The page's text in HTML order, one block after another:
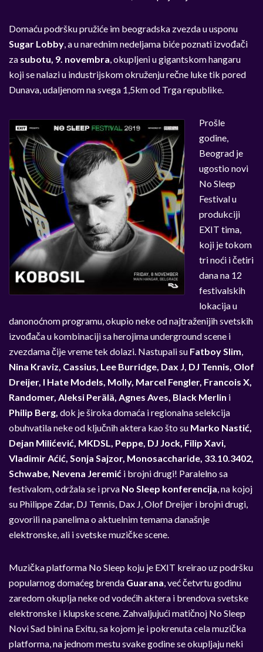
Domaću podršku pružiće im beogradska zvezda u usponu
Sugar Lobby , a u narednim nedeljama biće poznati izvođači
za subotu, 9. novembra , okupljeni u gigantskom hangaru
koji se nalazi u industrijskom okruženju rečne luke tik pored
Dunava, udaljenom na svega 1,5km od Trga republike.
Prošle
godine,
Beograd je
ugostio novi
No Sleep
Festival u
produkciji
EXIT tima,
koji je tokom
tri noći i četiri
dana na 12
festivalskih
lokacija u
danonoćnom programu, okupio neke od najtraženijih svetskih
izvođača u kombinaciji sa herojima underground scene i
zvezdama čije vreme tek dolazi. Nastupali su Fatboy Slim
Nina Kraviz, Cassius, Lee Burridge, Dax J, DJ Tennis, Olof
Dreijer, I Hate Models, Molly, Marcel Fengler, Francois X,
Randomer, Aleksi Perälä, Agnes Aves, Black Merlin i
Philip Berg, dok je široka domaća i regionalna selekcija
obuhvatila neke od ključnih aktera kao što su Marko Nastić,
Dejan Milićević, MKDSL, Peppe, DJ Jock, Filip Xavi,
Vladimir Aćić, Sonja Sajzor, Monosaccharide, 33.10.3402,
Schwabe, Nevena Jeremić i brojni drugi! Paralelno sa
festivalom, održala se i prva No Sleep konferencija , na kojoj
su Philippe Zdar, DJ Tennis, Dax J, Olof Dreijer i brojni drugi,
govorili na panelima o aktuelnim temama današnje
elektronske, ali i svetske muzičke scene.
Muzička platforma No Sleep koju je EXIT kreirao uz podršku
popularnog domaćeg brenda Guarana , već četvrtu godinu
zaredom okuplja neke od vodećih aktera i brendova svetske
elektronske i klupske scene. Zahvaljujući matičnoj No Sleep
Novi Sad bini na Exitu, sa kojom je i pokrenuta cela muzička
platforma, na jednom mestu svake godine se okupljaju neki